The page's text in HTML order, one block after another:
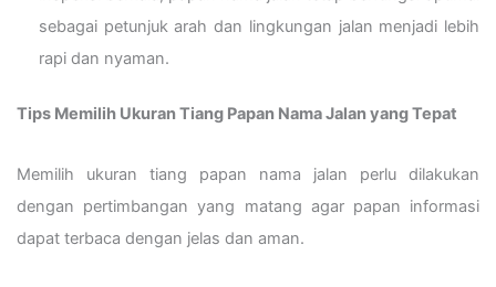
sebagai petunjuk arah dan lingkungan jalan menjadi lebih
rapi dan nyaman.
Tips Memilih Ukuran Tiang Papan Nama Jalan yang Tepat
Memilih ukuran tiang papan nama jalan perlu dilakukan
dengan pertimbangan yang matang agar papan informasi
dapat terbaca dengan jelas dan aman.